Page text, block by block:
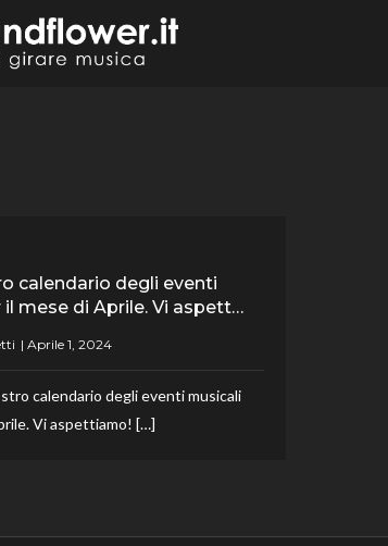
calendario degli eventi
il mese di Aprile. Vi aspett…
calendario degli eventi musicali
Vi aspettiamo! […]